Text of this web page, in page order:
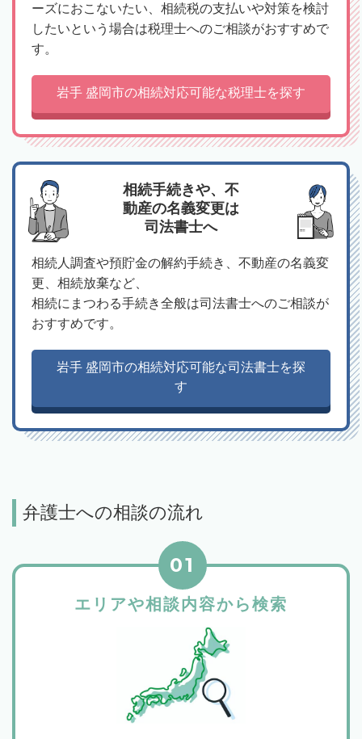
ーズにおこないたい、相続税の支払いや対策を検討
したいという場合は税理士へのご相談がおすすめで
す。
岩手 盛岡市の相続対応可能な税理士を探す
相続手続きや、不
動産の名義変更は
司法書士へ
相続人調査や預貯金の解約手続き、不動産の名義変
更、相続放棄など、
相続にまつわる手続き全般は司法書士へのご相談が
おすすめです。
岩手 盛岡市の相続対応可能な司法書士を探
す
弁護士への相談の流れ
エリアや相談内容から検索
01